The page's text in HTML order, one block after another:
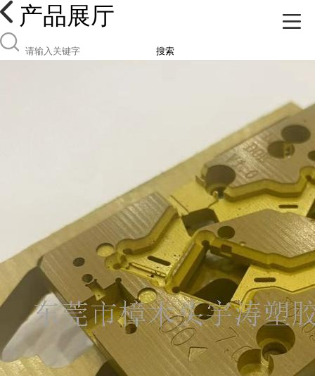
产品展厅
搜索